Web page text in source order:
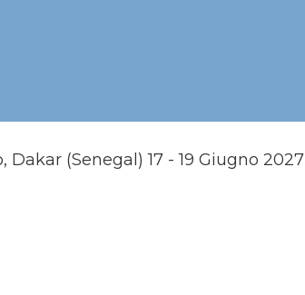
(Senegal) 17 - 19 Giugno 2027